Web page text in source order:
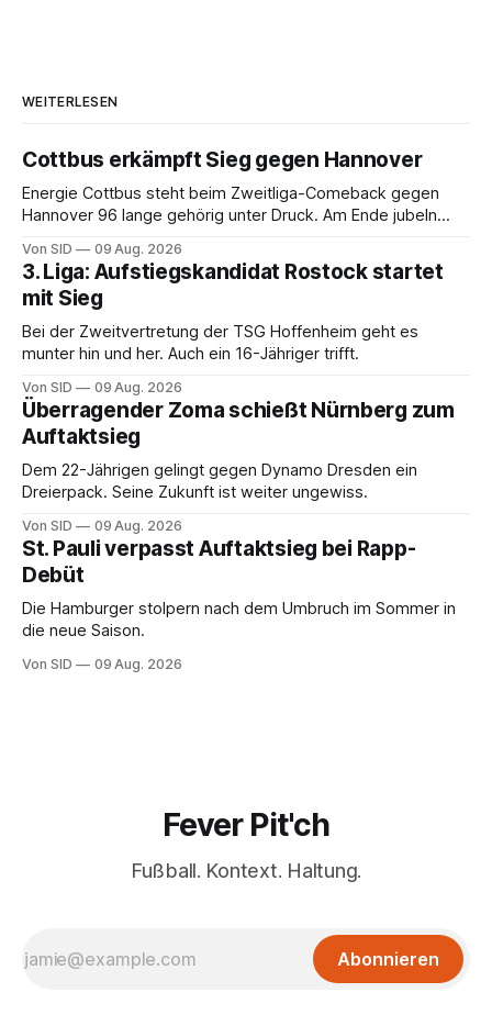
WEITERLESEN
Cottbus erkämpft Sieg gegen Hannover
Energie Cottbus steht beim Zweitliga-Comeback gegen
Hannover 96 lange gehörig unter Druck. Am Ende jubeln
Von SID 09 Aug. 2026
3. Liga: Aufstiegskandidat Rostock startet
mit Sieg
Bei der Zweitvertretung der TSG Hoffenheim geht es
munter hin und her. Auch ein 16-Jähriger trifft.
Von SID 09 Aug. 2026
Überragender Zoma schießt Nürnberg zum
Auftaktsieg
Dem 22-Jährigen gelingt gegen Dynamo Dresden ein
Dreierpack. Seine Zukunft ist weiter ungewiss.
Von SID 09 Aug. 2026
St. Pauli verpasst Auftaktsieg bei Rapp-
Debüt
Die Hamburger stolpern nach dem Umbruch im Sommer in
die neue Saison.
Von SID 09 Aug. 2026
Fever Pit'ch
Fußball. Kontext. Haltung.
Abonnieren